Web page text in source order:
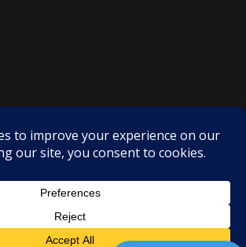
WordPress |Theme: SuperMag byAcme